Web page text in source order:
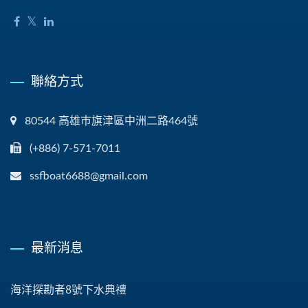
聯絡方式
80544 高雄巿旗津區中洲二路464號
(+886) 7-571-7011
ssfboat6688@gmail.com
最新消息
海洋探勘者8號下水典禮